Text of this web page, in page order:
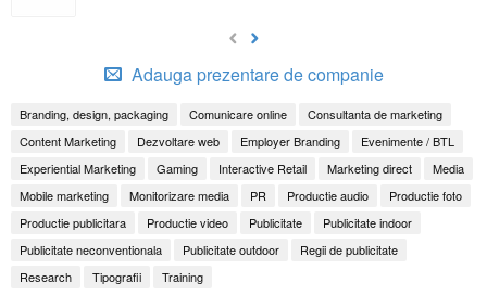
Adauga prezentare de companie
Branding, design, packaging Comunicare online
Consultanta de marketing
Content Marketing
Dezvoltare web Employer Branding
Evenimente / BTL
Experiential Marketing
Gaming Interactive Retail Marketing direct
Media
Mobile marketing
Monitorizare media PR Productie audio
Productie foto
Productie publicitara
Productie video Publicitate
Publicitate indoor
Publicitate neconventionala
Publicitate outdoor
Regii de publicitate
Research
Tipografii Training